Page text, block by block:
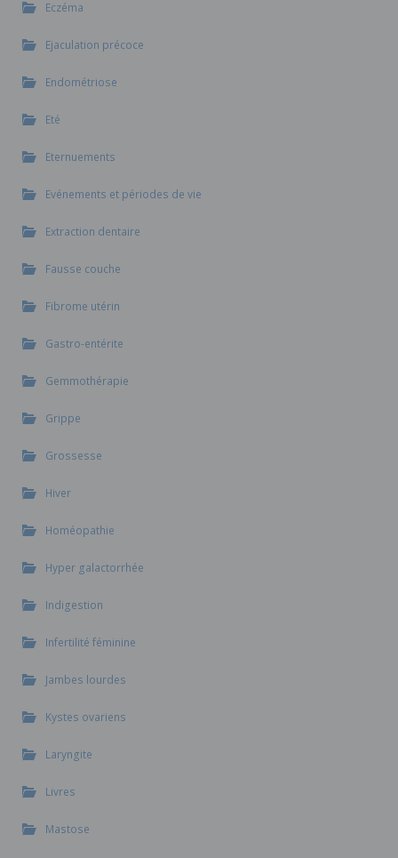
Eczéma
Ejaculation précoce
Endométriose
Eté
Eternuements
Evénements et périodes de vie
Extraction dentaire
Fausse couche
Fibrome utérin
Gastro-entérite
Gemmothérapie
Grippe
Grossesse
Hiver
Homéopathie
Hyper galactorrhée
Indigestion
Infertilité féminine
Jambes lourdes
Kystes ovariens
Laryngite
Livres
Mastose